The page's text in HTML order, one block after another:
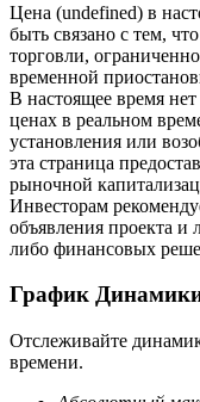
USDT-фьючерсы
Фьючерсы с
обеспечения
Фьючерсы на
Цена (undefined) в
быть связано с тем,
торговли,
временной
В настоящее время
ценах в реальном
установления или
эта страница
рыночной
Инвесторам
объявления проекта
либо финансовых
График
Отслеживайте
времени.